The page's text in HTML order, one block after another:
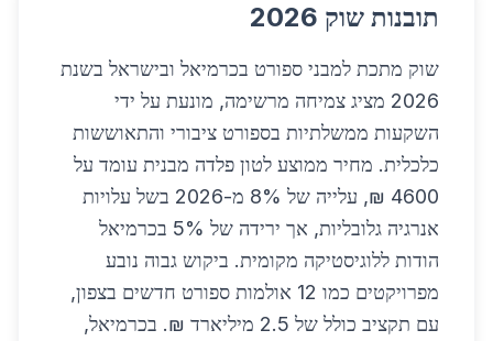
תובנות שוק 2026
שוק מתכת למבני ספורט בכרמיאל ובישראל בשנת
2026 מציג צמיחה מרשימה, מונעת על ידי
השקעות ממשלתיות בספורט ציבורי והתאוששות
כלכלית. מחיר ממוצע לטון פלדה מבנית עומד על
4600 ₪, עלייה של 8% מ-2026 בשל עלויות
אנרגיה גלובליות, אך ירידה של 5% בכרמיאל
הודות ללוגיסטיקה מקומית. ביקוש גבוה נובע
מפרויקטים כמו 12 אולמות ספורט חדשים בצפון,
עם תקציב כולל של 2.5 מיליארד ₪. בכרמיאל,